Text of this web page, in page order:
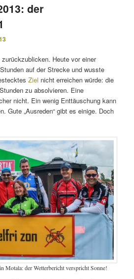
der
zurückzublicken. Heute vor einer
auf der Strecke und wusste
Ziel nicht erreichen würde: die
zu absolvieren. Eine
nicht. Ein wenig Enttäuschung kann
Gute „Ausreden“ gibt es einige. Doch
Motala: der Wetterbericht verspricht Sonne!